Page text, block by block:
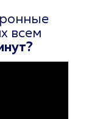
всем